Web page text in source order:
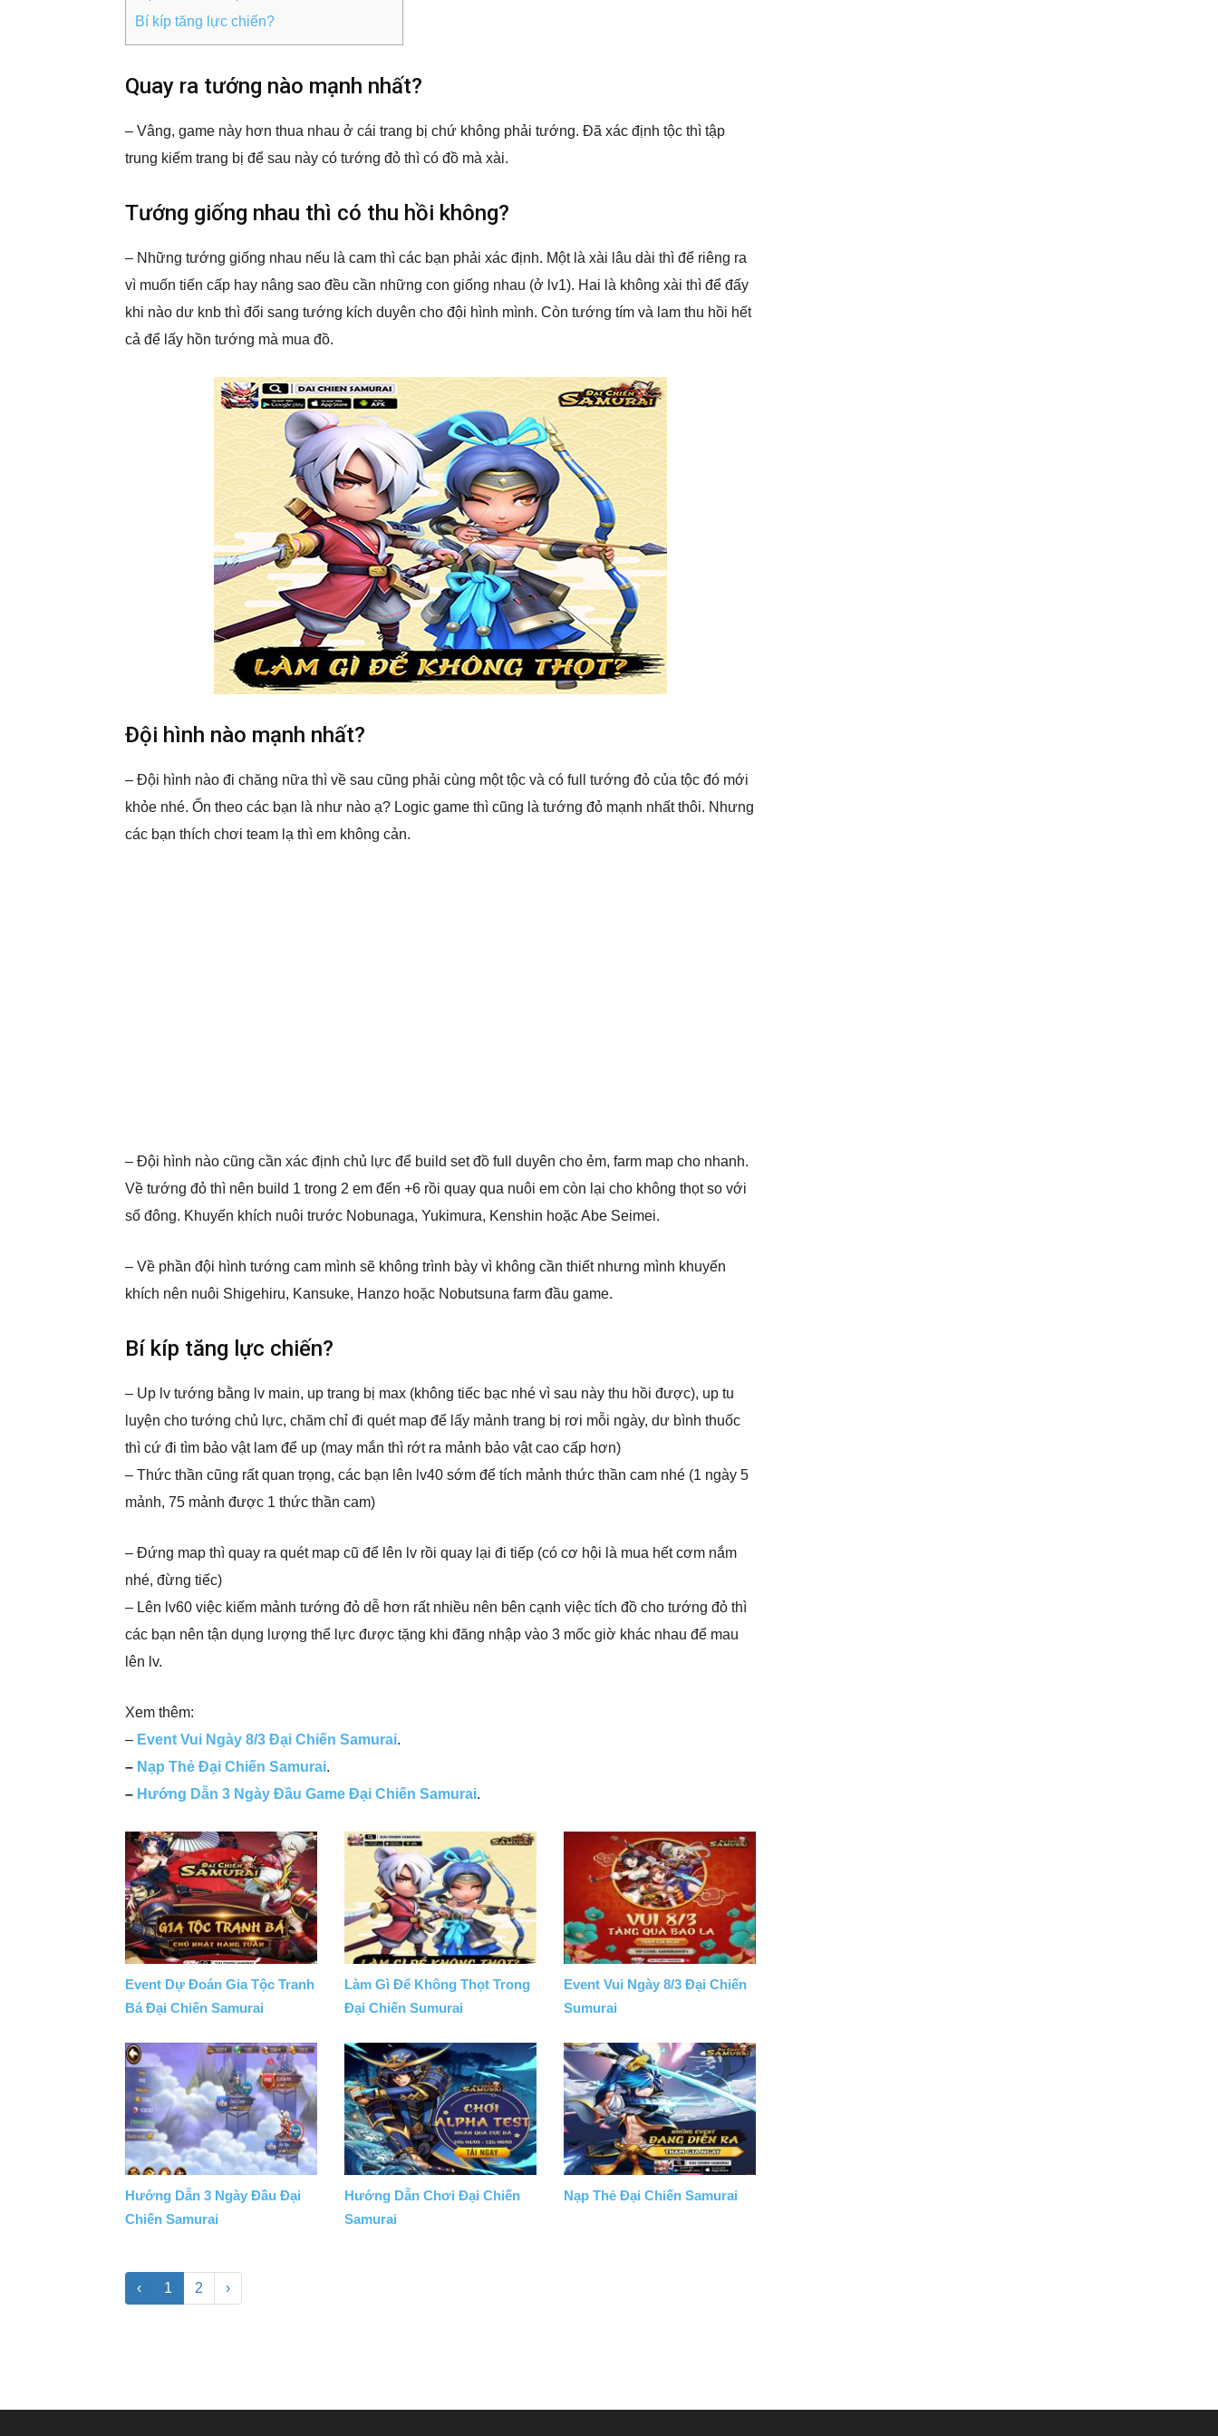
Bí kíp tăng lực chiến?
Quay ra tướng nào mạnh nhất?
– Vâng, game này hơn thua nhau ở cái trang bị chứ không phải tướng. Đã xác định tộc thì tập
trung kiếm trang bị để sau này có tướng đỏ thì có đồ mà xài.
Tướng giống nhau thì có thu hồi không?
– Những tướng giống nhau nếu là cam thì các bạn phải xác định. Một là xài lâu dài thì để riêng ra
vì muốn tiến cấp hay nâng sao đều cần những con giống nhau (ở lv1). Hai là không xài thì để đấy
khi nào dư knb thì đổi sang tướng kích duyên cho đội hình mình. Còn tướng tím và lam thu hồi hết
cả để lấy hồn tướng mà mua đồ.
Đội hình nào mạnh nhất?
– Đội hình nào đi chăng nữa thì về sau cũng phải cùng một tộc và có full tướng đỏ của tộc đó mới
khỏe nhé. Ổn theo các bạn là như nào ạ? Logic game thì cũng là tướng đỏ mạnh nhất thôi. Nhưng
các bạn thích chơi team lạ thì em không cản.
– Đội hình nào cũng cần xác định chủ lực để build set đồ full duyên cho ẻm, farm map cho nhanh.
Về tướng đỏ thì nên build 1 trong 2 em đến +6 rồi quay qua nuôi em còn lại cho không thọt so với
số đông. Khuyến khích nuôi trước Nobunaga, Yukimura, Kenshin hoặc Abe Seimei.
– Về phần đội hình tướng cam mình sẽ không trình bày vì không cần thiết nhưng mình khuyến
khích nên nuôi Shigehiru, Kansuke, Hanzo hoặc Nobutsuna farm đầu game.
Bí kíp tăng lực chiến?
– Up lv tướng bằng lv main, up trang bị max (không tiếc bạc nhé vì sau này thu hồi được), up tu
luyện cho tướng chủ lực, chăm chỉ đi quét map để lấy mảnh trang bị rơi mỗi ngày, dư bình thuốc
thì cứ đi tìm bảo vật lam để up (may mắn thì rớt ra mảnh bảo vật cao cấp hơn)
– Thức thần cũng rất quan trọng, các bạn lên lv40 sớm để tích mảnh thức thần cam nhé (1 ngày 5
mảnh, 75 mảnh được 1 thức thần cam)
– Đứng map thì quay ra quét map cũ để lên lv rồi quay lại đi tiếp (có cơ hội là mua hết cơm nắm
nhé, đừng tiếc)
– Lên lv60 việc kiếm mảnh tướng đỏ dễ hơn rất nhiều nên bên cạnh việc tích đồ cho tướng đỏ thì
các bạn nên tận dụng lượng thể lực được tặng khi đăng nhập vào 3 mốc giờ khác nhau để mau
lên lv.
Xem thêm:
– Event Vui Ngày 8/3 Đại Chiến Samurai.
– Nạp Thẻ Đại Chiến Samurai.
– Hướng Dẫn 3 Ngày Đầu Game Đại Chiến Samurai.
Event Dự Đoán Gia Tộc Tranh
Bá Đại Chiến Samurai
Làm Gì Để Không Thọt Trong
Đại Chiến Sumurai
Event Vui Ngày 8/3 Đại Chiến
Sumurai
Hướng Dẫn 3 Ngày Đầu Đại
Chiến Samurai
Hướng Dẫn Chơi Đại Chiến
Samurai
Nạp Thẻ Đại Chiến Samurai
‹ 1 2 ›